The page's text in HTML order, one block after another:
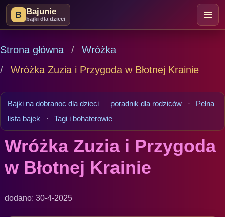
B Bajunie
bajki dla dzieci
Strona główna
Wróżka
Wróżka Zuzia i Przygoda w Błotnej Krainie
Bajki na dobranoc dla dzieci — poradnik dla rodziców ·
Pełna
lista bajek
· Tagi i bohaterowie
Wróżka Zuzia i Przygoda
w Błotnej Krainie
dodano: 30-4-2025